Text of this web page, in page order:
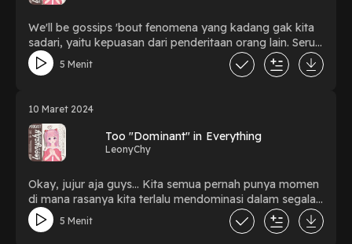
We'll be gossips 'bout fenomena yang kadang gak kita
sadari, yaitu kepuasan dari penderitaan orang lain. Seru
abis, karena kita bakal ngedalamin kenapa sih kadang-
kadang kita bisa nemuin 'seneng' pas liat ada yang lagi
gimana hal ini pengaruhin hubungan kita sama orang
sekitar dan cara pandang kita tentang empati. Don't
forget to listen, because of this episode yang bakal
buka mata kita tentang sisi gelap emosi manusia yang
jarang diomongin. It will definitely increase your insight
about yourself and other people!🎉😁
5 Menit
10 Maret 2024
Too "Dominant" in Everything
LeonyChy
Okay, jujur aja guys... Kita semua pernah punya momen
di mana rasanya kita terlalu mendominasi dalam segala
hal. Mulai dari pekerjaan, hubungan, even in daily
activities. Gue juga ngalamin ini, loh, dan nggak bisa
5 Menit